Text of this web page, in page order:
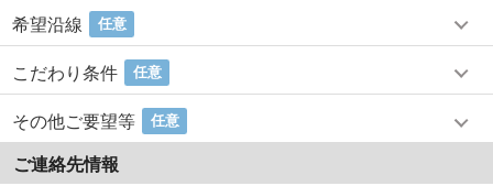
希望沿線 任意
こだわり条件 任意
その他ご要望等 任意
ご連絡先情報